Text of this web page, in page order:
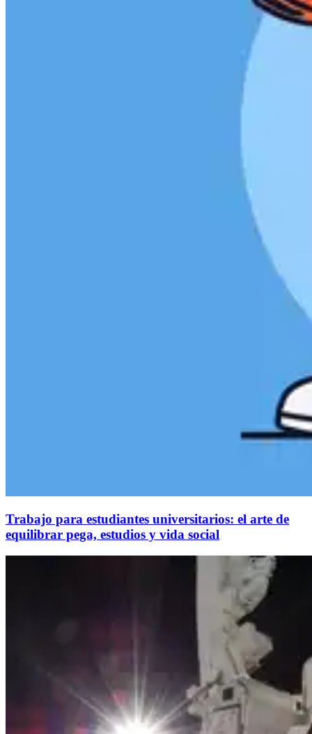
Trabajo para estudiantes universitarios: el arte de
equilibrar pega, estudios y vida social